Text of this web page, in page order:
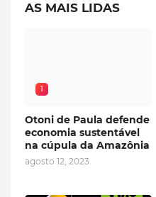
AS MAIS LIDAS
1
Otoni de Paula defende
economia sustentável
na cúpula da Amazônia
agosto 12, 2023